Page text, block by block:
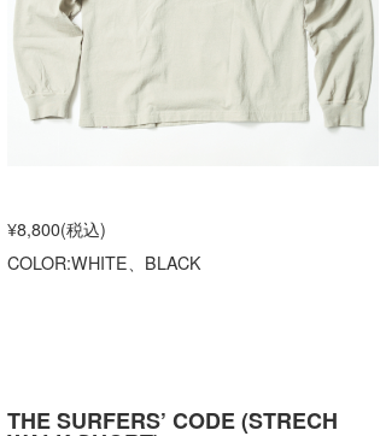
¥8,800(税込)
COLOR:WHITE、BLACK
THE SURFERS’ CODE (STRECH